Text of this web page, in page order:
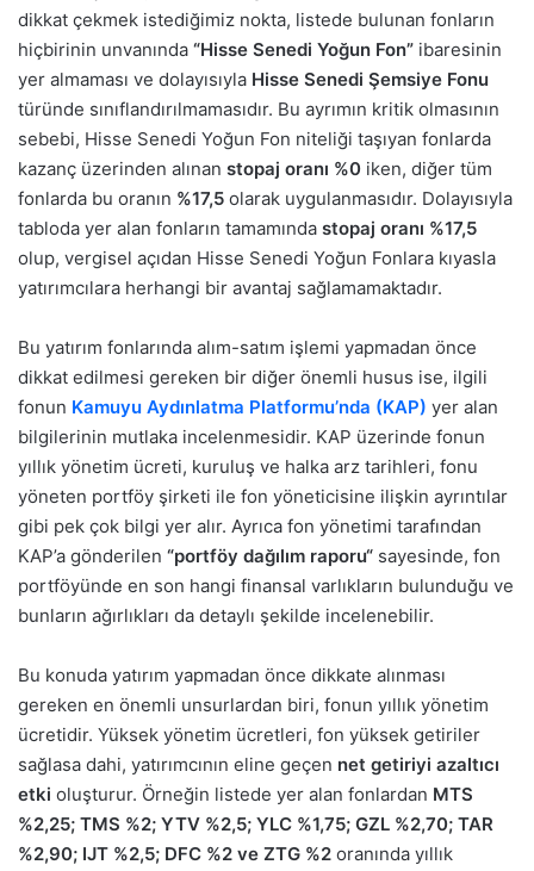
dikkat çekmek istediğimiz nokta, listede bulunan fonların
hiçbirinin unvanında “Hisse Senedi Yoğun Fon” ibaresinin
yer almaması ve dolayısıyla Hisse Senedi Şemsiye Fonu
türünde sınıflandırılmamasıdır. Bu ayrımın kritik olmasının
sebebi, Hisse Senedi Yoğun Fon niteliği taşıyan fonlarda
kazanç üzerinden alınan stopaj oranı %0 iken, diğer tüm
fonlarda bu oranın %17,5 olarak uygulanmasıdır. Dolayısıyla
tabloda yer alan fonların tamamında stopaj oranı %17,5
olup, vergisel açıdan Hisse Senedi Yoğun Fonlara kıyasla
yatırımcılara herhangi bir avantaj sağlamamaktadır.
Bu yatırım fonlarında alım-satım işlemi yapmadan önce
dikkat edilmesi gereken bir diğer önemli husus ise, ilgili
fonun Kamuyu Aydınlatma Platformu’nda (KAP) yer alan
bilgilerinin mutlaka incelenmesidir. KAP üzerinde fonun
yıllık yönetim ücreti, kuruluş ve halka arz tarihleri, fonu
yöneten portföy şirketi ile fon yöneticisine ilişkin ayrıntılar
gibi pek çok bilgi yer alır. Ayrıca fon yönetimi tarafından
KAP’a gönderilen “portföy dağılım raporu“ sayesinde, fon
portföyünde en son hangi finansal varlıkların bulunduğu ve
bunların ağırlıkları da detaylı şekilde incelenebilir.
Bu konuda yatırım yapmadan önce dikkate alınması
gereken en önemli unsurlardan biri, fonun yıllık yönetim
ücretidir. Yüksek yönetim ücretleri, fon yüksek getiriler
sağlasa dahi, yatırımcının eline geçen net getiriyi azaltıcı
etki oluşturur. Örneğin listede yer alan fonlardan MTS
%2,25; TMS %2; YTV %2,5; YLC %1,75; GZL %2,70; TAR
%2,90; IJT %2,5; DFC %2 ve ZTG %2 oranında yıllık